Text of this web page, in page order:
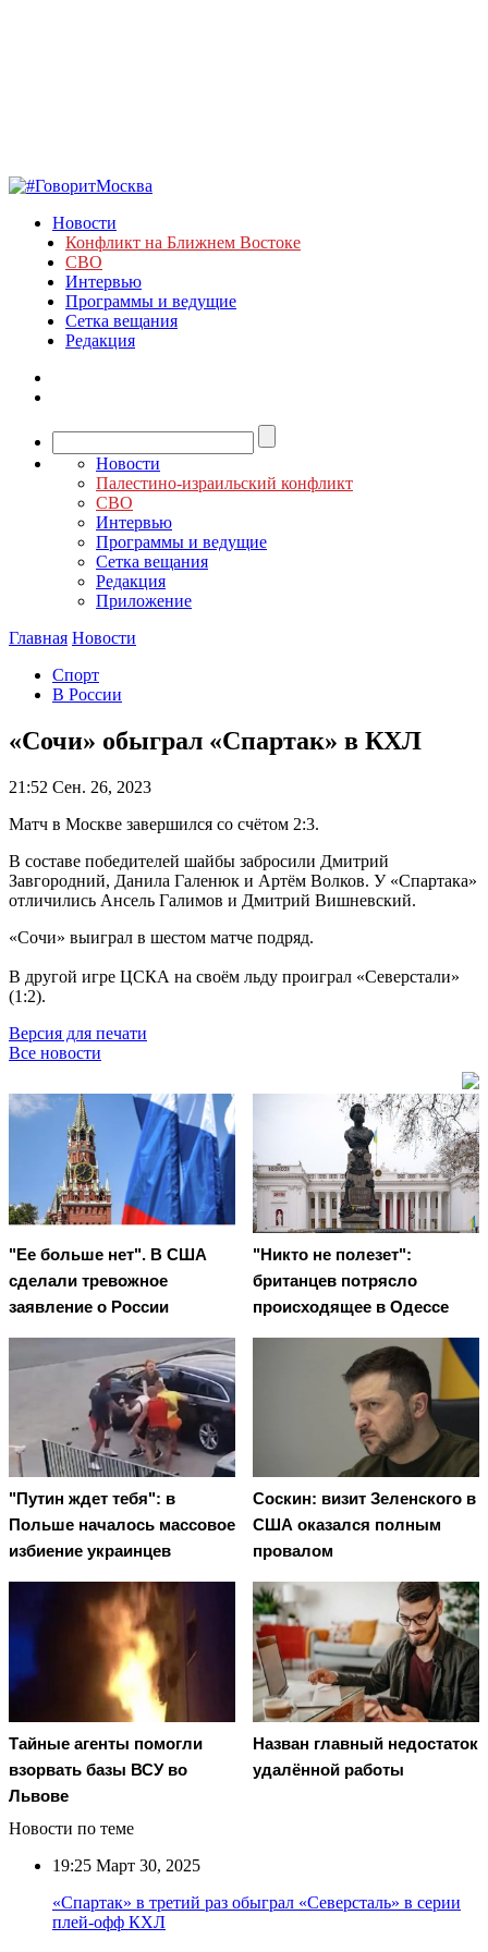
Новости
Конфликт на Ближнем Востоке
СВО
Интервью
Программы и ведущие
Сетка вещания
Редакция
Новости
Палестино-израильский конфликт
СВО
Интервью
Программы и ведущие
Сетка вещания
Редакция
Приложение
Главная Новости
Спорт
В России
«Сочи» обыграл «Спартак» в КХЛ
21:52 Сен. 26, 2023
Матч в Москве завершился со счётом 2:3.
В составе победителей шайбы забросили Дмитрий
Завгородний, Данила Галенюк и Артём Волков. У «Спартака»
отличились Ансель Галимов и Дмитрий Вишневский.
«Сочи» выиграл в шестом матче подряд.
В другой игре ЦСКА на своём льду проиграл «Северстали»
(1:2).
Версия для печати
Все новости
"Ее больше нет". В США
сделали тревожное
заявление о России
"Никто не полезет":
британцев потрясло
происходящее в Одессе
"Путин ждет тебя": в
Польше началось массовое
избиение украинцев
Соскин: визит Зеленского в
США оказался полным
провалом
Тайные агенты помогли
взорвать базы ВСУ во
Львове
Назван главный недостаток
удалённой работы
Новости по теме
19:25 Март 30, 2025
«Спартак» в третий раз обыграл «Северсталь» в серии
плей-офф КХЛ